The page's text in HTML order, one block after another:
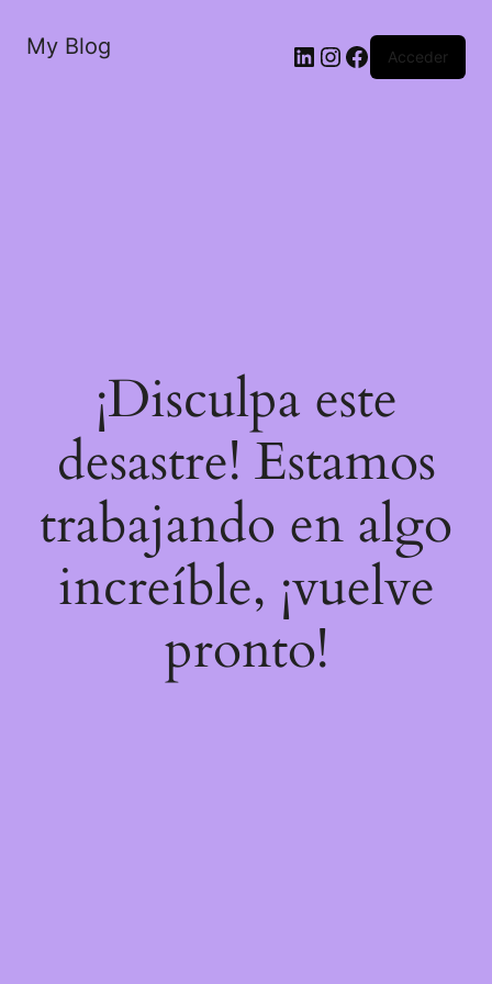
My Blog LinkedIn
Instagram
Facebook
Acceder
¡Disculpa este
desastre! Estamos
trabajando en algo
increíble, ¡vuelve
pronto!